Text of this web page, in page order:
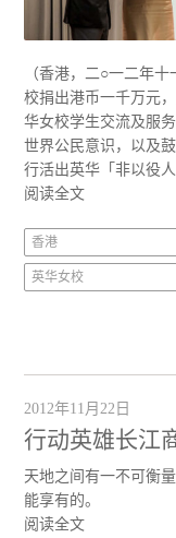
（香港，二○一二年
校捐出港币一千万元
华女校学生交流及服
世界公民意识，以及
行活出英华「非以役
阅读全文
香港
英华女校
2012年11月22日
行动英雄长江
天地之间有一不可衡
能享有的。
阅读全文